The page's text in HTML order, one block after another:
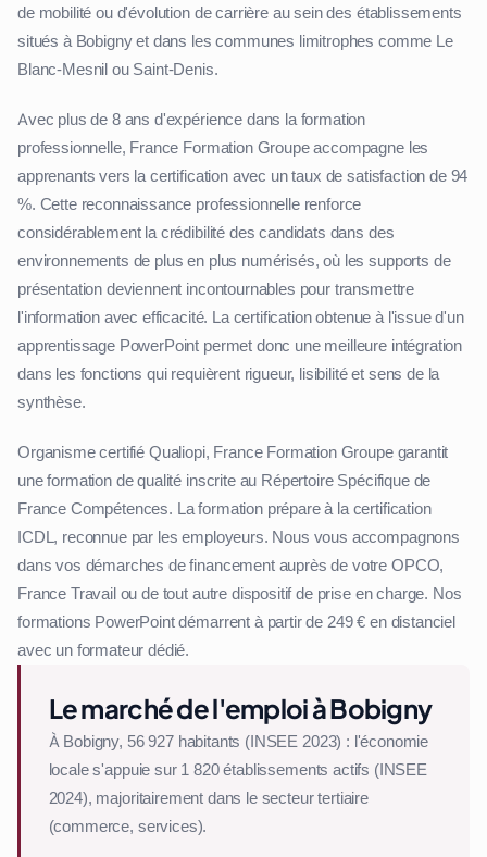
de mobilité ou d'évolution de carrière au sein des établissements
situés à Bobigny et dans les communes limitrophes comme Le
Blanc-Mesnil ou Saint-Denis.
Avec plus de 8 ans d'expérience dans la formation
professionnelle, France Formation Groupe accompagne les
apprenants vers la certification avec un taux de satisfaction de 94
%. Cette reconnaissance professionnelle renforce
considérablement la crédibilité des candidats dans des
environnements de plus en plus numérisés, où les supports de
présentation deviennent incontournables pour transmettre
l'information avec efficacité. La certification obtenue à l'issue d'un
apprentissage PowerPoint permet donc une meilleure intégration
dans les fonctions qui requièrent rigueur, lisibilité et sens de la
synthèse.
Organisme certifié Qualiopi, France Formation Groupe garantit
une formation de qualité inscrite au Répertoire Spécifique de
France Compétences. La formation prépare à la certification
ICDL, reconnue par les employeurs. Nous vous accompagnons
dans vos démarches de financement auprès de votre OPCO,
France Travail ou de tout autre dispositif de prise en charge. Nos
formations PowerPoint démarrent à partir de 249 € en distanciel
avec un formateur dédié.
Le marché de l'emploi à Bobigny
À Bobigny, 56 927 habitants (INSEE 2023) : l'économie
locale s'appuie sur 1 820 établissements actifs (INSEE
2024), majoritairement dans le secteur tertiaire
(commerce, services).